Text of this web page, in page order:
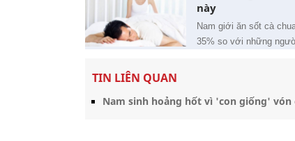
này
Nam giới ăn sốt cà
35% so với những
TIN LIÊN QUAN
Nam sinh hoảng hốt vì 'con giống' vón